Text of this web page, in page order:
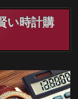
い時計購